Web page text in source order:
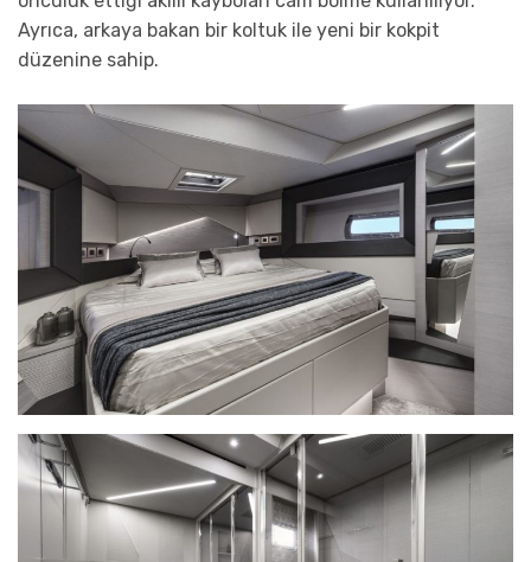
Ayrıca, arkaya bakan bir koltuk ile yeni bir kokpit
düzenine sahip.